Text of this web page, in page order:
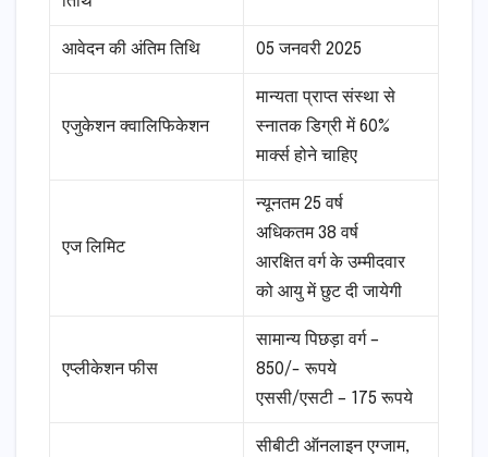
आवेदन की अंतिम तिथि 05 जनवरी 2025
एजुकेशन क्वालिफिकेशन
मान्यता प्राप्त संस्था से
स्नातक डिग्री में 60%
मार्क्स होने चाहिए
एज लिमिट
न्यूनतम 25 वर्ष
अधिकतम 38 वर्ष
आरक्षित वर्ग के उम्मीदवार
को आयु में छुट दी जायेगी
एप्लीकेशन फीस
सामान्य पिछड़ा वर्ग –
850/- रूपये
एससी/एसटी – 175 रूपये
सीबीटी ऑनलाइन एग्जाम,